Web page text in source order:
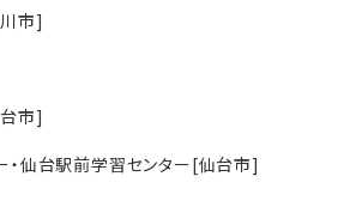
市]
市]
・仙台駅前学習センター[仙台市]